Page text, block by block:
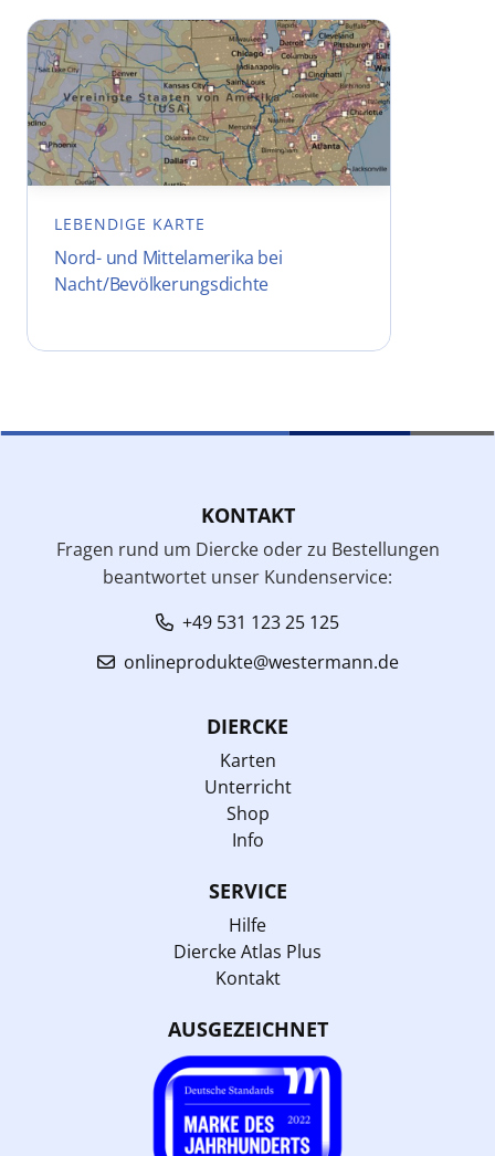
LEBENDIGE KARTE
Nord- und Mittelamerika bei
Nacht/Bevölkerungsdichte
KONTAKT
Fragen rund um Diercke oder zu Bestellungen
beantwortet unser Kundenservice:
+49 531 123 25 125
onlineprodukte@westermann.de
DIERCKE
Karten
Unterricht
Shop
Info
SERVICE
Hilfe
Diercke Atlas Plus
Kontakt
AUSGEZEICHNET